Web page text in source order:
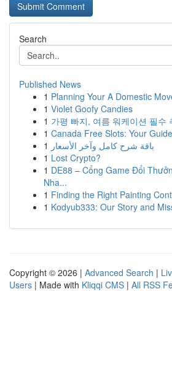
Search
Published News
1 Planning Your A Domestic
1 Violet Goofy Candies
1 가평 빠지, 여름 워케이션 필수
1 Canada Free Slots: Your
1 باقة شرح كامل وآخر الأسعار
1 Lost Crypto?
1 DE88 – Cổng Game Đổi
Nha...
1 Finding the Right Painting
1 Kodyub333: Our Story and
Copyright © 2026 | Advanced Search |
Users | Made with Kliqqi CMS | All RSS